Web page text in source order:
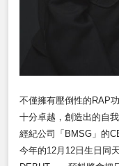
不僅擁有壓倒性的RAP
十分卓越，創造出的自
經紀公司「BMSG」的
今年的12月12日生日同